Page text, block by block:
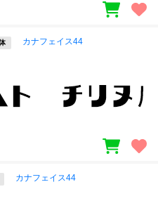
カナフェイス44
カナフェイス44